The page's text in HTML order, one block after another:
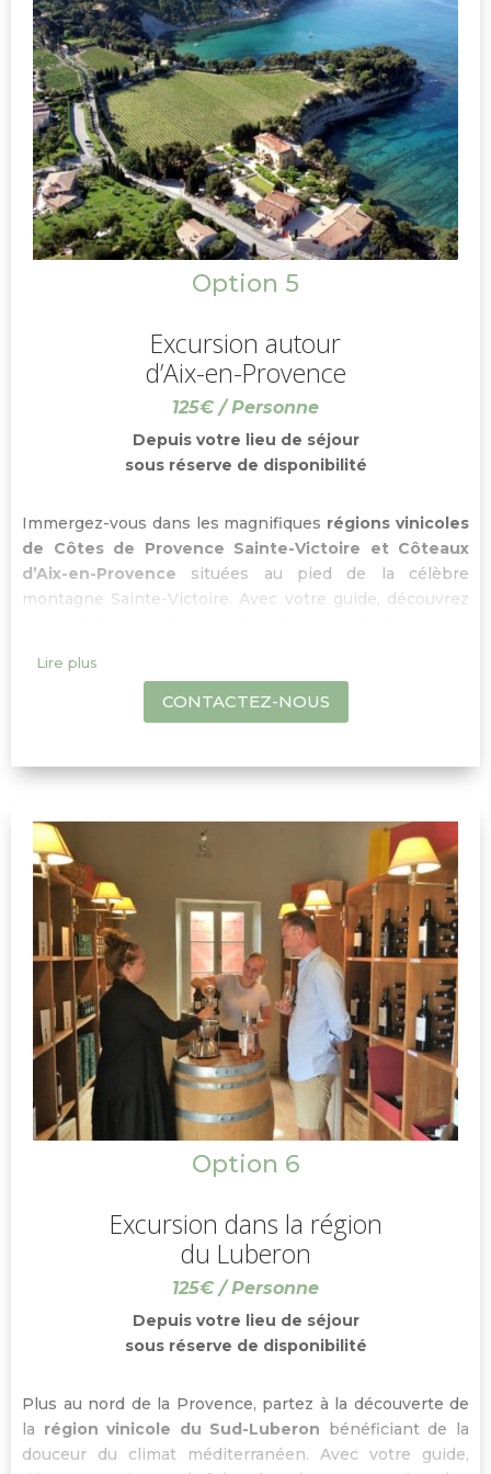
Option 5
Excursion autour
d’Aix-en-Provence
125€ / Personne
Depuis votre lieu de séjour
sous réserve de disponibilité
Immergez-vous dans les magnifiques régions vinicoles
de Côtes de Provence Sainte-Victoire et Côteaux
d’Aix-en-Provence situées au pied de la célèbre
montagne Sainte-Victoire. Avec votre guide, découvrez
visitant les caves de domaines familiaux. Profitez
également d’un temps libre dans l’élégante ville d’
pour y déjeuner.
Lire plus
CONTACTEZ-NOUS
Option 6
Excursion dans la région
du Luberon
125€ / Personne
Depuis votre lieu de séjour
sous réserve de disponibilité
Plus au nord de la Provence, partez à la découverte de
la région vinicole du Sud-Luberon bénéficiant de la
douceur du climat méditerranéen. Avec votre guide,